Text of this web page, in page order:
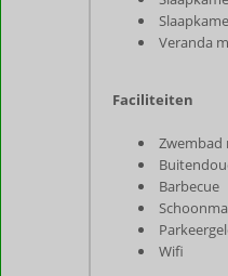
Veranda
Faciliteiten
Zwembad
Barbecue
Wifi